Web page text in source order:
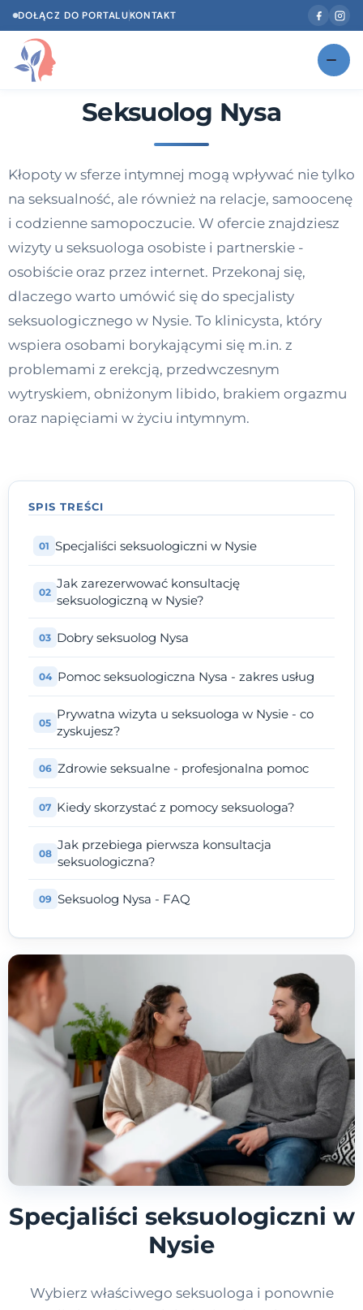
DOŁĄCZ DO PORTALUKONTAKT
Znajdź swojego specjalistę NOWOŚĆ
Według specjalizacji
Diagnozy psychologiczne
Testy psychologiczne
Dawka wiedzy
Dla specjalistów
Kontakt
Seksuolog Nysa
Kłopoty w sferze intymnej mogą wpływać nie tylko
na seksualność, ale również na relacje, samoocenę
i codzienne samopoczucie. W ofercie znajdziesz
wizyty u seksuologa osobiste i partnerskie -
osobiście oraz przez internet. Przekonaj się,
dlaczego warto umówić się do specjalisty
seksuologicznego w Nysie. To klinicysta, który
wspiera osobami borykającymi się m.in. z
problemami z erekcją, przedwczesnym
wytryskiem, obniżonym libido, brakiem orgazmu
oraz napięciami w życiu intymnym.
SPIS TREŚCI
Specjaliści seksuologiczni w Nysie
Jak zarezerwować konsultację
seksuologiczną w Nysie?
Dobry seksuolog Nysa
Pomoc seksuologiczna Nysa - zakres usług
Prywatna wizyta u seksuologa w Nysie - co
zyskujesz?
Zdrowie seksualne - profesjonalna pomoc
Kiedy skorzystać z pomocy seksuologa?
Jak przebiega pierwsza konsultacja
seksuologiczna?
Seksuolog Nysa - FAQ
Specjaliści seksuologiczni w
Nysie
Wybierz właściwego seksuologa i ponownie